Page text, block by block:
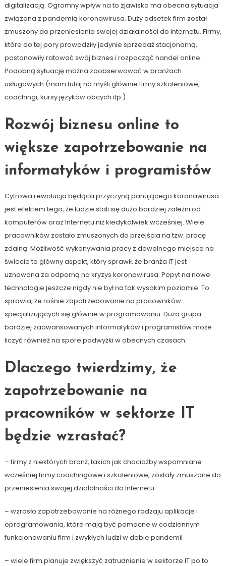
digitalizacją. Ogromny wpływ na to zjawisko ma obecna sytuacja
związana z pandemią koronawirusa. Duży odsetek firm został
zmuszony do przeniesienia swojej działalności do Internetu. Firmy,
które do tej pory prowadziły jedynie sprzedaż stacjonarną,
postanowiły ratować swój biznes i rozpocząć handel online.
Podobną sytuację można zaobserwować w branżach
usługowych (mam tutaj na myśli głównie firmy szkoleniowe,
coachingi, kursy języków obcych itp.).
Rozwój biznesu online to
większe zapotrzebowanie na
informatyków i programistów
Cyfrowa rewolucja będąca przyczyną panującego koronawirusa
jest efektem tego, że ludzie stali się dużo bardziej zależni od
komputerów oraz Internetu niż kiedykolwiek wcześniej. Wiele
pracowników zostało zmuszonych do przejścia na tzw. pracę
zdalną. Możliwość wykonywania pracy z dowolnego miejsca na
świecie to główny aspekt, który sprawił, że branża IT jest
uznawana za odporną na kryzys koronawirusa. Popyt na nowe
technologie jeszcze nigdy nie był na tak wysokim poziomie. To
sprawia, że rośnie zapotrzebowanie na pracowników
specjalizujących się głównie w programowaniu. Duża grupa
bardziej zaawansowanych informatyków i programistów może
liczyć również na spore podwyżki w obecnych czasach.
Dlaczego twierdzimy, że
zapotrzebowanie na
pracowników w sektorze IT
będzie wzrastać?
– firmy z niektórych branż, takich jak chociażby wspomniane
wcześniej firmy coachingowe i szkoleniowe, zostały zmuszone do
przeniesienia swojej działalności do Internetu
– wzrosło zapotrzebowanie na różnego rodzaju aplikacje i
oprogramowania, które mają być pomocne w codziennym
funkcjonowaniu firm i zwykłych ludzi w dobie pandemii
– wiele firm planuje zwiększyć zatrudnienie w sektorze IT po to